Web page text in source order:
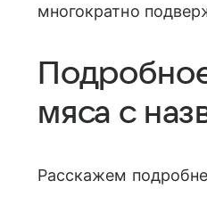
многократно
мяса с
Расскажем